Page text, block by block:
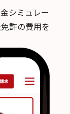
シミュレー
許の費用を